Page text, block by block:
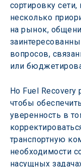
сортировку
несколько
на рынок,
вопросов,
или
Но Fuel Recovery
чтобы
уверенность в
транспортную
необходимости
насущных